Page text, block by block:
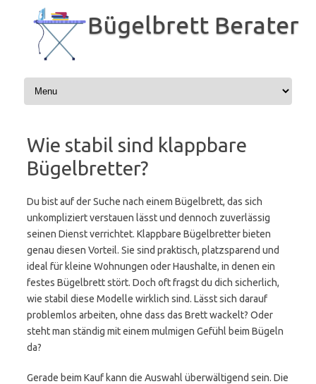
Inhalt
springen
Bügelbrett Berater
Wie stabil sind klappbare
Bügelbretter?
Du bist auf der Suche nach einem Bügelbrett, das sich
unkompliziert verstauen lässt und dennoch zuverlässig
seinen Dienst verrichtet. Klappbare Bügelbretter bieten
genau diesen Vorteil. Sie sind praktisch, platzsparend und
ideal für kleine Wohnungen oder Haushalte, in denen ein
festes Bügelbrett stört. Doch oft fragst du dich sicherlich,
wie stabil diese Modelle wirklich sind. Lässt sich darauf
problemlos arbeiten, ohne dass das Brett wackelt? Oder
steht man ständig mit einem mulmigen Gefühl beim Bügeln
da?
Gerade beim Kauf kann die Auswahl überwältigend sein. Die